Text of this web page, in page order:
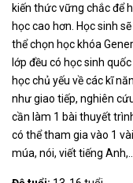
kiến thức vững chắc để
học cao hơn. Học sinh
thể chọn học khóa
lớp đều có học sinh
học chủ yếu về các kĩ
như giao tiếp, nghiên
cần làm 1 bài thuyết
có thể tham gia vào 1
múa, nói, viết tiếng Anh,…